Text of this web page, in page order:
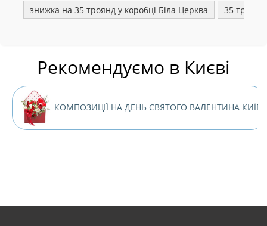
знижка на 35 троянд у коробці Біла Церква 35 троянд
Рекомендуємо в Києві
КОМПОЗИЦІЇ НА ДЕНЬ СВЯТОГО ВАЛЕНТИНА КИЇВ